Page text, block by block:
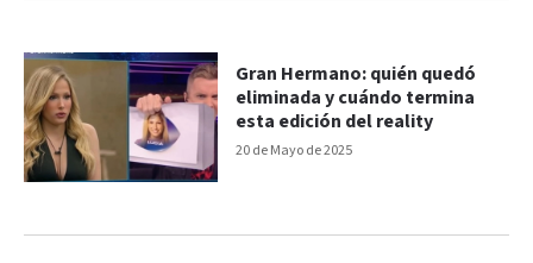
20 de Mayo de 2025
Gran Hermano: quién quedó
eliminada y cuándo termina
esta edición del reality